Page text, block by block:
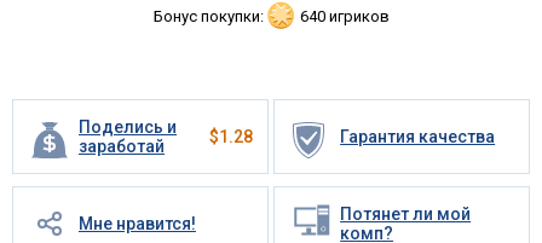
Бонус покупки: 640 игриков
Поделись и
заработай
$1.28 Гарантия качества
Мне нравится!
Потянет ли мой
комп?